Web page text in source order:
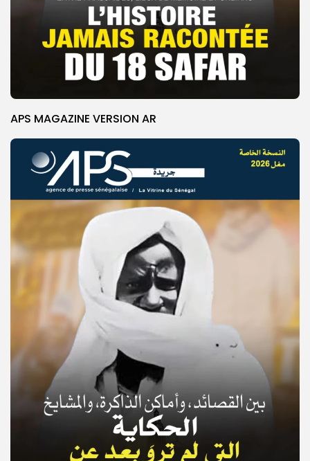
© Copyright 2025, APS
APS MAGAZINE VERSION AR